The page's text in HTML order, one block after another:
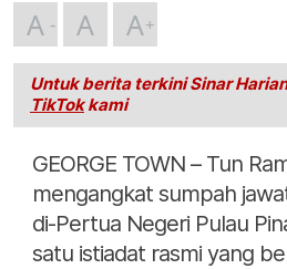
A A A
Untuk berita terkini Sinar
TikTokkami
GEORGE TOWN – Tun
mengangkat sumpah
di-Pertua Negeri Pulau
satu istiadat rasmi yang